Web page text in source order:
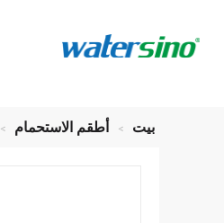
بيت > أطقم الاستحمام >